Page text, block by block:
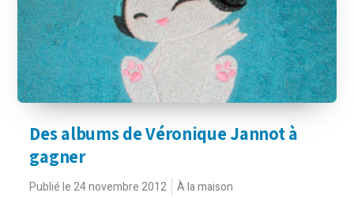
Des albums de Véronique Jannot à
gagner
Publié le 24 novembre 2012 À la maison